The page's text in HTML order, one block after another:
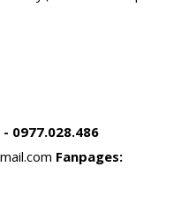
0977.028.486
Fanpages: